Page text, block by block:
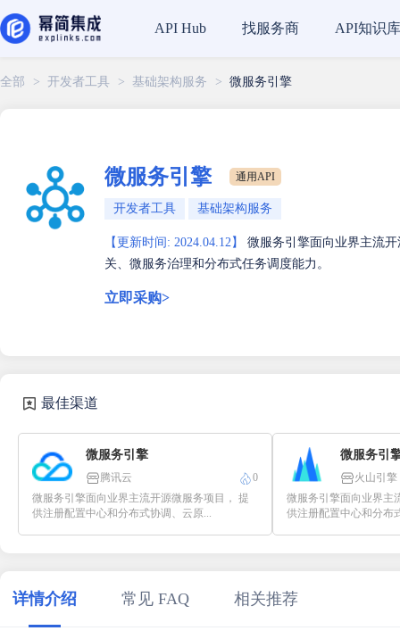
全部 > 开发者工具 > 基础架构服务 > 微服务引擎
微服务引擎 通用API
开发者工具 基础架构服务
【更新时间: 2024.04.12】
微服务引擎面向业界主流
关、微服务治理和分布式任务调度能力。
立即采购>
最佳渠道
微服务引擎
腾讯云
0
微服务引擎面向业界主流开源微服务项目， 提
供注册配置中心和分布式协调、云原...
微服务引
火山引擎
微服务引擎面向业界主
供注册配置中心和分布
详情介绍 常见 FAQ 相关推荐
API Hub 找服务商 API知识库